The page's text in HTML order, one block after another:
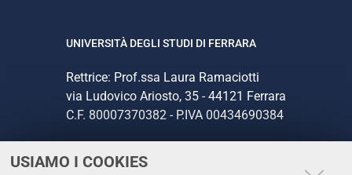
USIAMO I COOKIES
UNIVERSITÀ DEGLI STUDI DI FERRARA
Rettrice: Prof.ssa Laura Ramaciotti
via Ludovico Ariosto, 35 - 44121 Ferrara
C.F. 80007370382 - P.IVA 00434690384
CONTATTI